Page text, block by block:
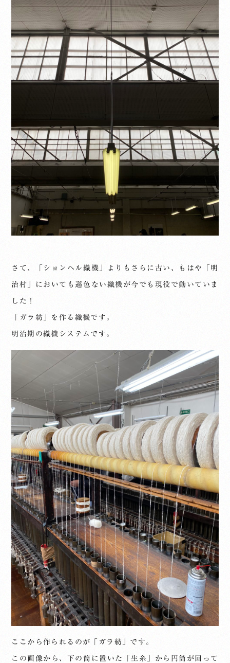
さて、「ションヘル織機」よりもさらに古い、もはや「明
治村」においても遜色ない織機が今でも現役で動いていま
した！
「ガラ紡」を作る織機です。
明治期の織機システムです。
ここから作られるのが「ガラ紡」です。
この画像から、下の筒に置いた「生糸」から円筒が回って